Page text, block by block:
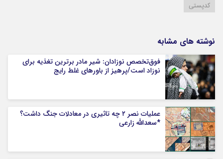
کدپستی
نوشته های مشابه
فوق‌تخصص نوزادان: شیر مادر برترین تغذیه برای
نوزاد است/پرهیز از باورهای غلط رایج
عملیات نصر ۲ چه تاثیری در معادلات جنگ داشت؟
*سعدالله زارعی